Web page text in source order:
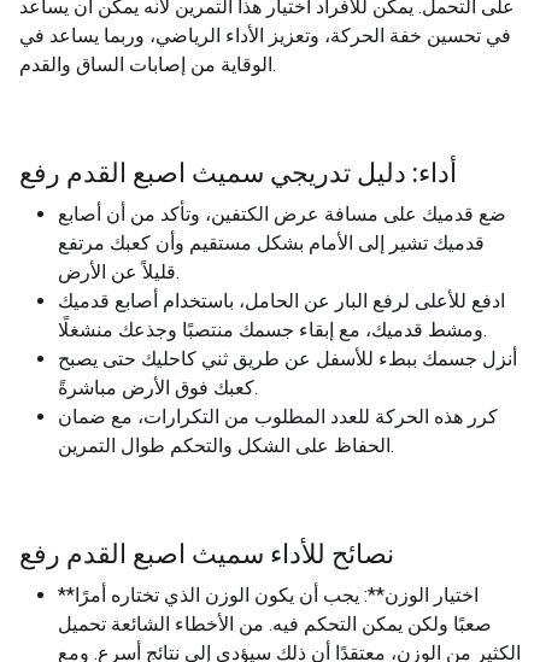
على التحمل. يمكن للأفراد اختيار هذا التمرين لأنه يمكن أن يساعد
في تحسين خفة الحركة، وتعزيز الأداء الرياضي، وربما يساعد في
الوقاية من إصابات الساق والقدم.
أداء: دليل تدريجي سميث اصبع القدم رفع
ضع قدميك على مسافة عرض الكتفين، وتأكد من أن أصابع
قدميك تشير إلى الأمام بشكل مستقيم وأن كعبك مرتفع
قليلاً عن الأرض.
ادفع للأعلى لرفع البار عن الحامل، باستخدام أصابع قدميك
ومشط قدميك، مع إبقاء جسمك منتصبًا وجذعك منشغلًا.
أنزل جسمك ببطء للأسفل عن طريق ثني كاحليك حتى يصبح
كعبك فوق الأرض مباشرةً.
كرر هذه الحركة للعدد المطلوب من التكرارات، مع ضمان
الحفاظ على الشكل والتحكم طوال التمرين.
نصائح للأداء سميث اصبع القدم رفع
**اختيار الوزن**: يجب أن يكون الوزن الذي تختاره أمرًا
صعبًا ولكن يمكن التحكم فيه. من الأخطاء الشائعة تحميل
الكثير من الوزن، معتقدًا أن ذلك سيؤدي إلى نتائج أسرع. ومع